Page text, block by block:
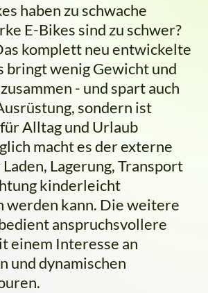
haben zu schwache
E-Bikes sind zu schwer?
komplett neu entwickelte
bringt wenig Gewicht und
- und spart auch
sondern ist
Alltag und Urlaub
macht es der externe
Lagerung, Transport
kinderleicht
werden kann. Die weitere
anspruchsvollere
einem Interesse an
und dynamischen